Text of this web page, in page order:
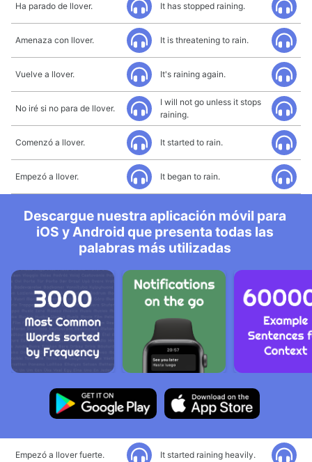
Ha parado de llover. It has stopped raining.
Amenaza con llover. It is threatening to rain.
Vuelve a llover. It's raining again.
No iré si no para de llover.
I will not go unless it stops
raining.
Comenzó a llover. It started to rain.
Empezó a llover. It began to rain.
Descargue nuestra aplicación móvil para
iOS y Android que presenta todas las
palabras más utilizadas
Empezó a llover fuerte. It started raining heavily.